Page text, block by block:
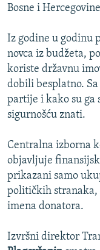
MOJA EVROPA
TRI DECENIJE OD RATA
SVE KARTE DEJTONA
NASTANAK I RASPAD
Bosne i
Iz godine u godinu
novca iz budžeta,
koriste državnu
dobili besplatno.
partije i kako su ga
sigurnošću znati.
Centralna izborna
objavljuje
prikazani samo
političkih stranaka,
imena donatora.
Izvršni direktor